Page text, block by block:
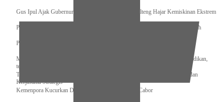
Gus Ipul Ajak Gubernur dan Bupati/Wali Kota se-Kalteng Hajar Kemiskinan Ekstrem
Panglima TNI Sambut Kedatangan Presiden RI Usai Lawatan ke Timur Tengah
Pengurus Pusat Pordasi Pacu Dapat Pesan dari Sri Paduka
Menag RI dan Dua Menteri Yordania Jalin Sinergi Bidang Wakaf dan Pendidikan,
termasuk Beasiswa
Tiba di Tanah Air, Presiden Prabowo Subianto Bawa Komitmen Investasi dan
Kerjasama Strategis
Kemenpora Kucurkan Dana untuk Pelatnas pada 13 Cabor